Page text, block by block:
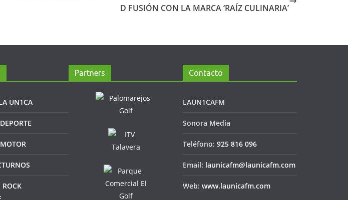
D FUSIÓN CON LA MARCA ‘RAÍZ CULINARIA’
UN1CA
ROCK
Partners Contacto
LAUN1CAFM
Sonora Media
Teléfono: 925 816 096
Email: launicafm@launicafm.com
Web: www.launicafm.com